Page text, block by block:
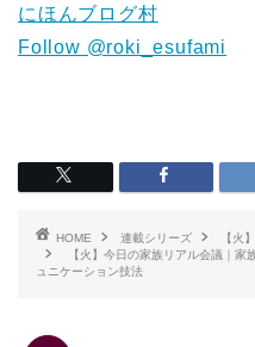
にほんブログ村
Follow @roki_esufami
HOME 連載シリーズ
【火
【火】今日の家族リアル会議｜家
ュニケーション技法